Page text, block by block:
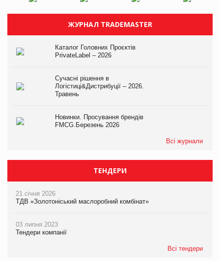
ЖУРНАЛ TRADEMASTER
Каталог Головних Проєктів
PrivateLabel – 2026
Сучасні рішення в
Логістиці&Дистрибуції – 2026.
Травень
Новинки. Просування брендів
FMCG.Березень 2026
Всі журнали
ТЕНДЕРИ
21 січня 2026
ТДВ «Золотоніський маслоробний комбінат»
03 липня 2023
Тендери компанії
Всі тендери